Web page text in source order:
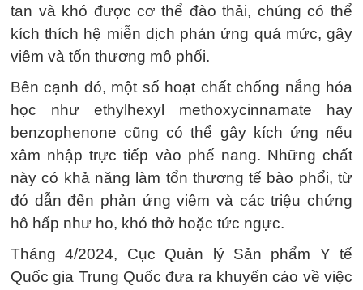
tan và khó được cơ thể đào thải, chúng có thể
kích thích hệ miễn dịch phản ứng quá mức, gây
viêm và tổn thương mô phổi.
Bên cạnh đó, một số hoạt chất chống nắng hóa
học như ethylhexyl methoxycinnamate hay
benzophenone cũng có thể gây kích ứng nếu
xâm nhập trực tiếp vào phế nang. Những chất
này có khả năng làm tổn thương tế bào phổi, từ
đó dẫn đến phản ứng viêm và các triệu chứng
hô hấp như ho, khó thở hoặc tức ngực.
Tháng 4/2024, Cục Quản lý Sản phẩm Y tế
Quốc gia Trung Quốc đưa ra khuyến cáo về việc